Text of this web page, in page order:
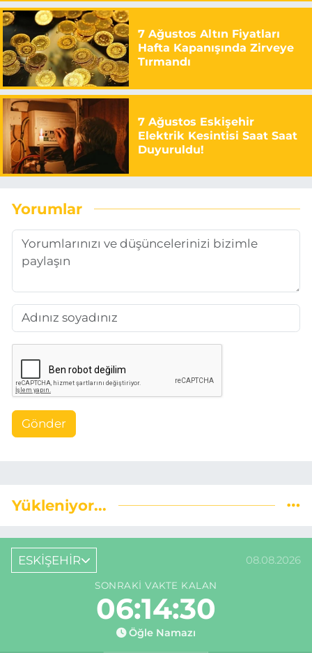
7 Ağustos Altın Fiyatları
Hafta Kapanışında Zirveye
Tırmandı
7 Ağustos Eskişehir
Elektrik Kesintisi Saat Saat
Duyuruldu!
Yorumlar
Gönder
Yükleniyor...
ESKİŞEHİR 08.08.2026
SONRAKI VAKTE KALAN
06:14:30
Öğle Namazı